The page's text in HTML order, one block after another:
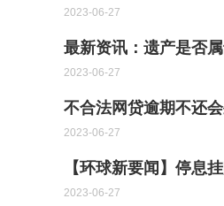
2023-06-27
最新资讯：遗产是否
2023-06-27
不合法网贷逾期不还
2023-06-27
【环球新要闻】停息
2023-06-27